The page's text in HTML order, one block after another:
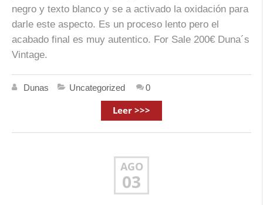
negro y texto blanco y se a activado la oxidación para
darle este aspecto. Es un proceso lento pero el
acabado final es muy autentico. For Sale 200€ Duna´s
Vintage.
Dunas Uncategorized 0
Leer >>>
AGO
03